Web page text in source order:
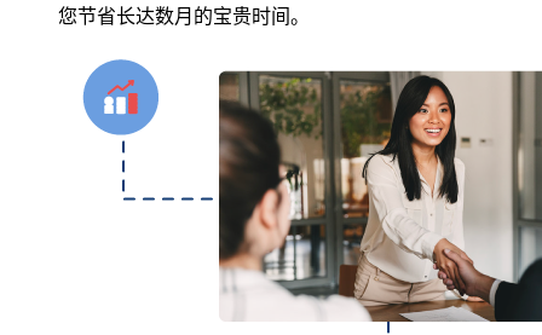
您节省长达数月的宝贵时间。